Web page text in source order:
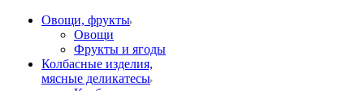
Овощи, фрукты
Овощи
Фрукты и ягоды
Колбасные изделия,
мясные деликатесы